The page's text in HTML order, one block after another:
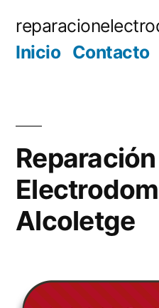
Inicio Contacto
Reparación
Alcoletge